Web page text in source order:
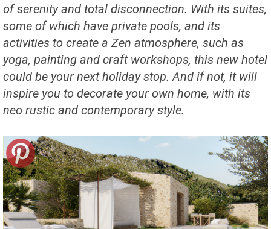
of serenity and total disconnection. With its suites,
some of which have private pools, and its
activities to create a Zen atmosphere, such as
yoga, painting and craft workshops, this new hotel
could be your next holiday stop. And if not, it will
inspire you to decorate your own home, with its
neo rustic and contemporary style.